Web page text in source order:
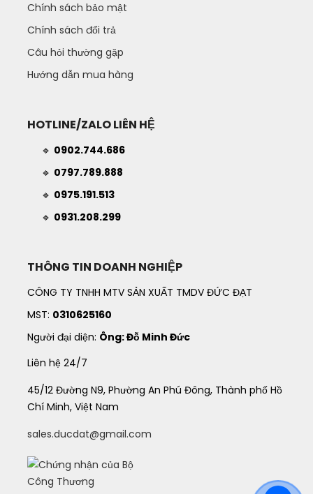
Chính sách bảo mật
Chính sách đổi trả
Câu hỏi thường gặp
Hướng dẫn mua hàng
HOTLINE/ZALO LIÊN HỆ
🔹 0902.744.686
🔹 0797.789.888
🔹 0975.191.513
🔹 0931.208.299
THÔNG TIN DOANH NGHIỆP
CÔNG TY TNHH MTV SẢN XUẤT TMDV ĐỨC ĐẠT
MST: 0310625160
Người đại diện: Ông: Đỗ Minh Đức
Liên hệ 24/7
45/12 Đường N9, Phường An Phú Đông, Thành phố Hồ
Chí Minh, Việt Nam
sales.ducdat@gmail.com